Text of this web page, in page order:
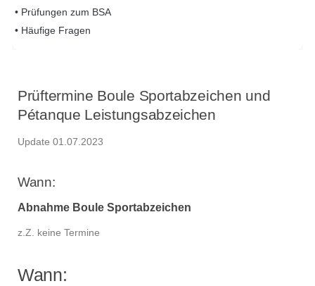
• Prüfungen zum BSA
• Häufige Fragen
Prüftermine Boule Sportabzeichen und
Pétanque Leistungsabzeichen
Update 01.07.2023
Wann:
Abnahme Boule Sportabzeichen
z.Z. keine Termine
Wann: